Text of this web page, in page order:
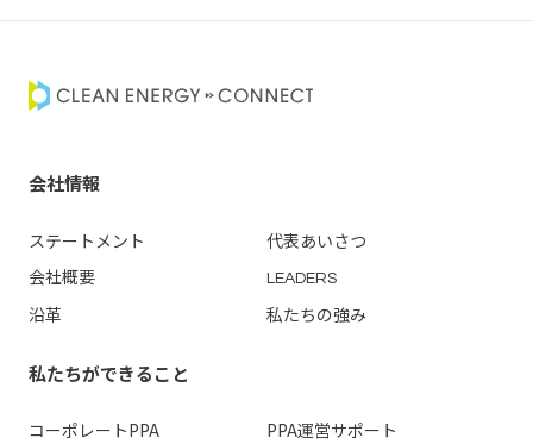
会社情報
ステートメント
代表あいさつ
会社概要
LEADERS
沿革 私たちの強み
私たちができること
コーポレートPPA PPA運営サポート